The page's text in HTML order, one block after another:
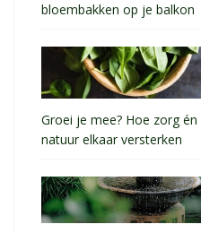
bloembakken op je balkon
Groei je mee? Hoe zorg én
natuur elkaar versterken